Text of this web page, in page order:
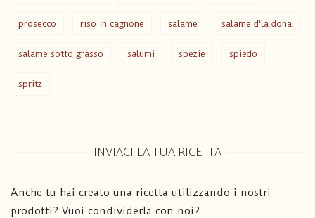
prosecco riso in cagnone salame salame d'la dona
salame sotto grasso salumi spezie spiedo
spritz
INVIACI LA TUA RICETTA
Anche tu hai creato una ricetta utilizzando i nostri
prodotti? Vuoi condividerla con noi?